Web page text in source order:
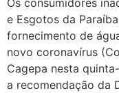
e Esgotos da
fornecimento de
novo coronavírus
Cagepa nesta
a recomendação da